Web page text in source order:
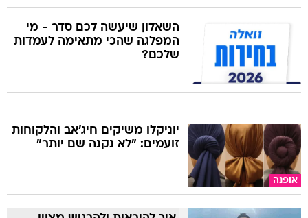
השאלון שיעשה לכם סדר - מי
המפלגה שהכי מתאימה לעמדות
שלכם?
אופנה
יוניקלו משיקים חיג'אב והלקוחות
זועמים: "לא נקנה שם יותר"